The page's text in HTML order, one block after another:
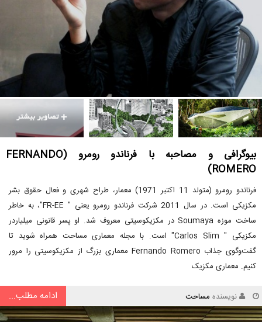
بیوگرافی و مصاحبه با فرناندو رومرو (FERNANDO
ROMERO)
فرناندو رومرو (متولد 11 اکتبر 1971) معمار، طراح شهری و فعال حقوق بشر
مکزیکی است. در سال 2011 شرکت فرناندو رومرو یعنی " FR-EE"، به خاطر
ساخت موزه Soumaya در مکزیکوسیتی معروف شد. او پسر قانونی میلیاردر
مکزیکی " Carlos Slim" است. با مجله معماری مساحت همراه شوید تا
گفت‌وگوی جذاب Fernando Romero معماری بزرگ از مکزیکوسیتی را مرور
کنیم. معماری مکزیک
نویسنده مساحت ادامه مطلب...